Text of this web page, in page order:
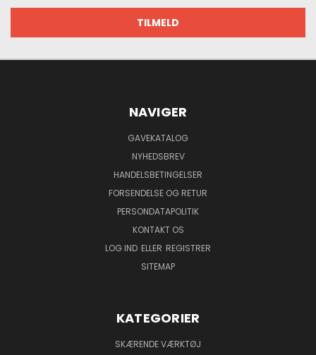
NAVIGER
GAVEKATALOG
NYHEDSBREV
HANDELSBETINGELSER
FORSENDELSE OG RETUR
PERSONDATAPOLITIK
KONTAKT OS
LOG IND ELLER REGISTRER
SITEMAP
KATEGORIER
SKÆRENDE VÆRKTØJ